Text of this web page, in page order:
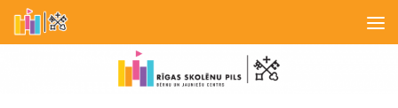
Skip to content